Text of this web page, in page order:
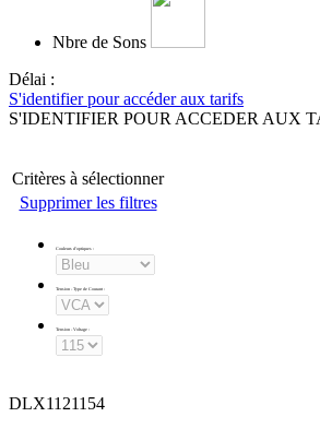
Nbre de Sons
Délai :
S'identifier pour accéder aux tarifs
S'IDENTIFIER POUR ACCEDER AUX
Critères à sélectionner
Supprimer les filtres
Couleurs d'optiques :
Tension - Type de Courant :
Tension - Voltage :
DLX1121154